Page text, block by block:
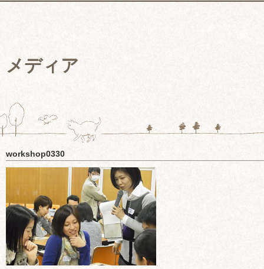
メディア
workshop0330